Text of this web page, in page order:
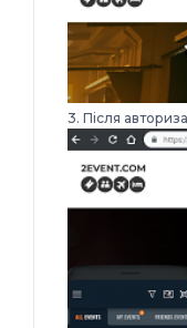
3. Після